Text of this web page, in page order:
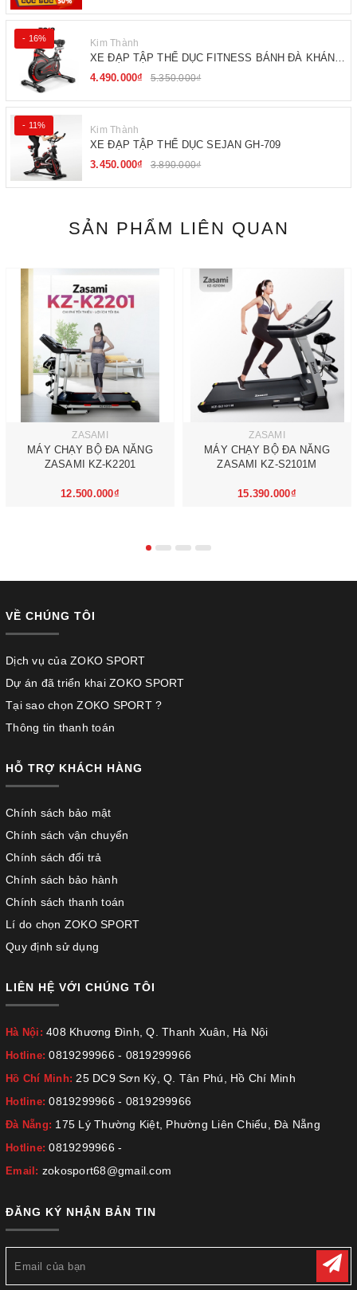
- 16% Kim Thành
XE ĐẠP TẬP THỂ DỤC FITNESS BÁNH ĐÀ KHÁNG
TỪ
4.490.000₫ 5.350.000₫
- 11% Kim Thành
XE ĐẠP TẬP THỂ DỤC SEJAN GH-709
3.450.000₫
3.890.000₫
SẢN PHẨM LIÊN QUAN
ZASAMI
MÁY CHẠY BỘ ĐA NĂNG
ZASAMI KZ-K2201
12.500.000₫
ZASAMI
MÁY CHẠY BỘ ĐA NĂNG
ZASAMI KZ-S2101M
15.390.000₫
VỀ CHÚNG TÔI
Dịch vụ của ZOKO SPORT
Dự án đã triển khai ZOKO SPORT
Tại sao chọn ZOKO SPORT ?
Thông tin thanh toán
HỖ TRỢ KHÁCH HÀNG
Chính sách bảo mật
Chính sách vận chuyển
Chính sách đổi trả
Chính sách bảo hành
Chính sách thanh toán
Lí do chọn ZOKO SPORT
Quy định sử dụng
LIÊN HỆ VỚI CHÚNG TÔI
Hà Nội: 408 Khương Đình, Q. Thanh Xuân, Hà Nội
Hotline:0819299966 - 0819299966
Hồ Chí Minh:25 DC9 Sơn Kỳ, Q. Tân Phú, Hồ Chí Minh
Hotline:0819299966 - 0819299966
Đà Nẵng: 175 Lý Thường Kiệt, Phường Liên Chiểu, Đà Nẵng
Hotline:0819299966 -
Email: zokosport68@gmail.com
ĐĂNG KÝ NHẬN BẢN TIN